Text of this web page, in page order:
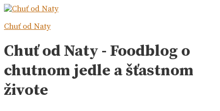
Chuť od Naty
Chuť od Naty - Foodblog o
chutnom jedle a šťastnom
živote